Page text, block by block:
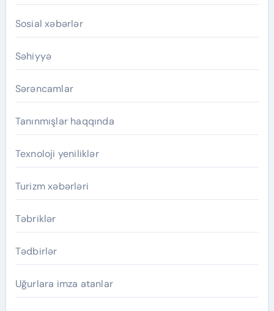
Sosial xəbərlər
Səhiyyə
Sərəncamlar
Tanınmışlar haqqında
Texnoloji yeniliklər
Turizm xəbərləri
Təbriklər
Tədbirlər
Uğurlara imza atanlar